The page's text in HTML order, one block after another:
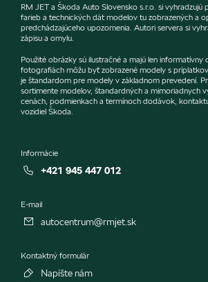
RM JET a Škoda Auto Slovensko s.r.o. si vyhradzujú
farieb a technických dát modelov tu zobrazených a
predchádzajúceho upozornenia. Autori servera si
zápisu a omylu.
Použité obrázky sú ilustračné a majú len informatívny
fotografiách môžu byť zobrazené modely s
je štandardom pre modely v základnom prevedení.
sortimente modelov, štandardných a mimoriadnych
cenách, podmienkach a termínoch dodávok,
vozidiel Škoda.
Informácie
+421 945 447 012
E-mail
autocentrum@rmjet.sk
Kontaktný formulár
Napíšte nám